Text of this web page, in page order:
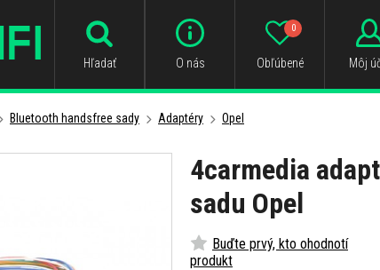
Hľadať O nás Obľúbené
0
Môj
Bluetooth handsfree sady Adaptéry Opel
4carmedia
sadu Opel
Buďte prvý, kto ohodnotí
produkt